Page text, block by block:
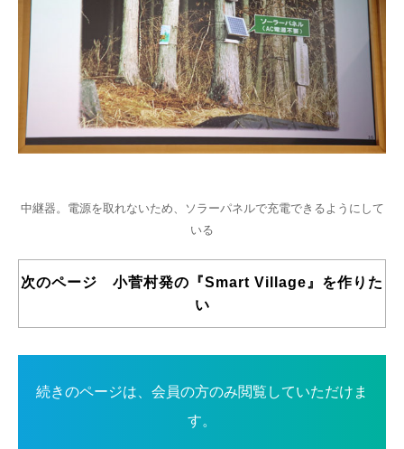
中継器。電源を取れないため、ソラーパネルで充電できるようにして
いる
次のページ 小菅村発の『Smart Village』を作りた
い
続きのページは、会員の方のみ閲覧していただけま
す。